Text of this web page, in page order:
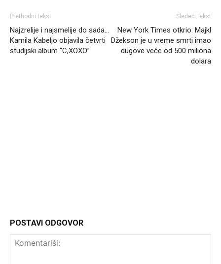
Prethodni tekst
Najzrelije i najsmelije do sada…
Kamila Kabeljo objavila četvrti
studijski album “C,XOXO”
Sledeći tekst
New York Times otkrio: Majkl
Džekson je u vreme smrti imao
dugove veće od 500 miliona
dolara
POSTAVI ODGOVOR